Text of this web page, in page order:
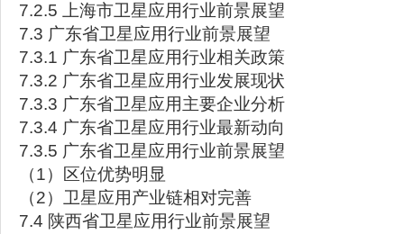
7.2.5 上海市卫星应用行业前景展望
7.3 广东省卫星应用行业前景展望
7.3.1 广东省卫星应用行业相关政策
7.3.2 广东省卫星应用行业发展现状
7.3.3 广东省卫星应用主要企业分析
7.3.4 广东省卫星应用行业最新动向
7.3.5 广东省卫星应用行业前景展望
（1）区位优势明显
（2）卫星应用产业链相对完善
7.4 陕西省卫星应用行业前景展望